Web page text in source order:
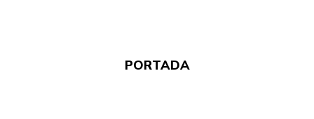
PORTADA